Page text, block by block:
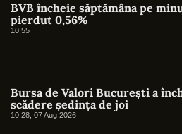
BVB încheie săptămâna pe
pierdut 0,56%
10:55
Bursa de Valori București a
scădere ședința de joi
10:28, 07 Aug 2026